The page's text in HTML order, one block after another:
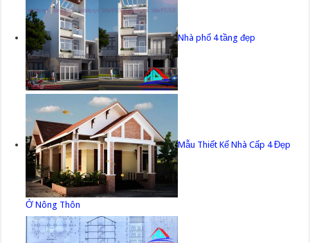
Nhà phố 4 tầng đẹp
Mẫu Thiết Kế Nhà Cấp 4 Đẹp
Ở Nông Thôn